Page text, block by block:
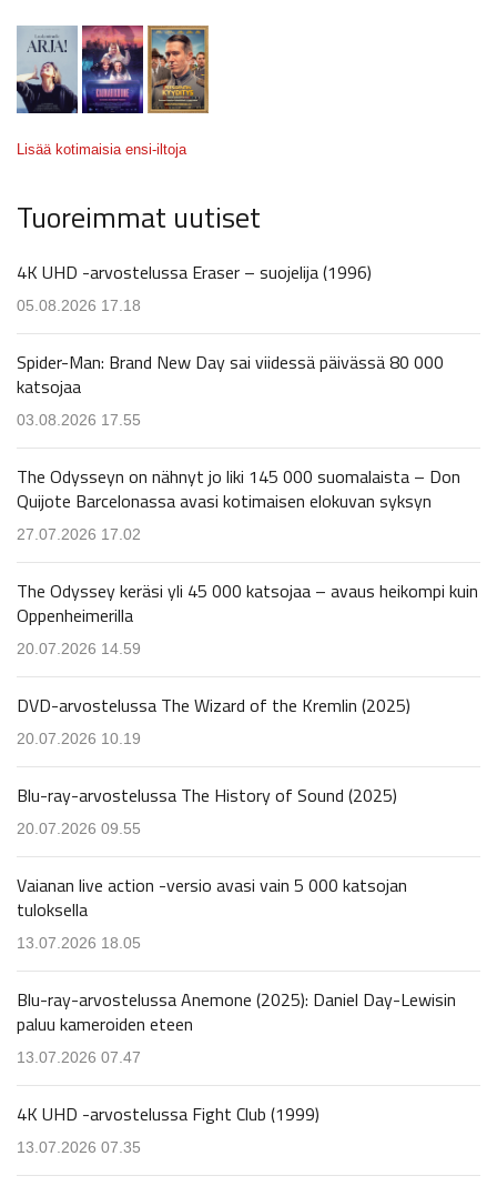
Lisää kotimaisia ensi-iltoja
Tuoreimmat uutiset
4K UHD -arvostelussa Eraser – suojelija (1996)
05.08.2026 17.18
Spider-Man: Brand New Day sai viidessä päivässä 80 000
katsojaa
03.08.2026 17.55
The Odysseyn on nähnyt jo liki 145 000 suomalaista – Don
Quijote Barcelonassa avasi kotimaisen elokuvan syksyn
27.07.2026 17.02
The Odyssey keräsi yli 45 000 katsojaa – avaus heikompi kuin
Oppenheimerilla
20.07.2026 14.59
DVD-arvostelussa The Wizard of the Kremlin (2025)
20.07.2026 10.19
Blu-ray-arvostelussa The History of Sound (2025)
20.07.2026 09.55
Vaianan live action -versio avasi vain 5 000 katsojan
tuloksella
13.07.2026 18.05
Blu-ray-arvostelussa Anemone (2025): Daniel Day-Lewisin
paluu kameroiden eteen
13.07.2026 07.47
4K UHD -arvostelussa Fight Club (1999)
13.07.2026 07.35